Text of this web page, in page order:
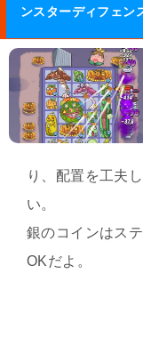
ンスターディフェ
り、配置を工夫
い。
銀のコインはス
OKだよ。